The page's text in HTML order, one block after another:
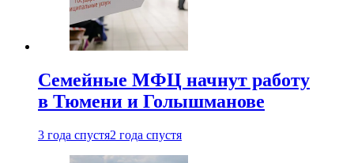
Семейные МФЦ начнут работу
в Тюмени и Голышманове
3 года спустя2 года спустя